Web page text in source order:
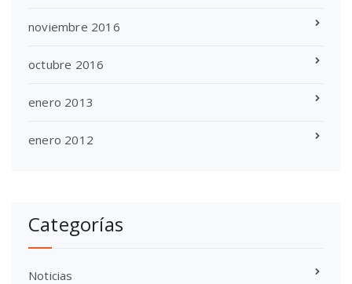
noviembre 2016
octubre 2016
enero 2013
enero 2012
Categorías
Noticias